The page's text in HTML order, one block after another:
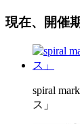
現在、開催
spiral
ス」